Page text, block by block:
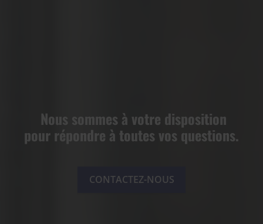
Nous sommes à votre disposition
pour répondre à toutes vos questions.
CONTACTEZ-NOUS